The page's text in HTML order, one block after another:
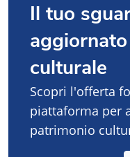
Il tuo
culturale
Scopri l'offerta
piattaforma per
patrimonio